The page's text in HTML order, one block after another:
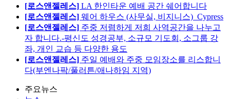
[로스앤젤레스] LA 한인타운 예배 공간 쉐어합니다
[로스앤젤레스] 웨어 하우스 (사무실, 비지니스)_Cypress
[로스앤젤레스] 주중 저렴하게 저희 사역공간을 나누고
자 합니다.-평신도 성경공부, 소규모 기도회, 소그룹 강
좌, 개인 교습 등 다양한 용도
[로스앤젤레스] 주일 예배와 주중 모임장소를 리스합니
다(부엔나팍/풀러튼/애나하임 지역)
주요뉴스